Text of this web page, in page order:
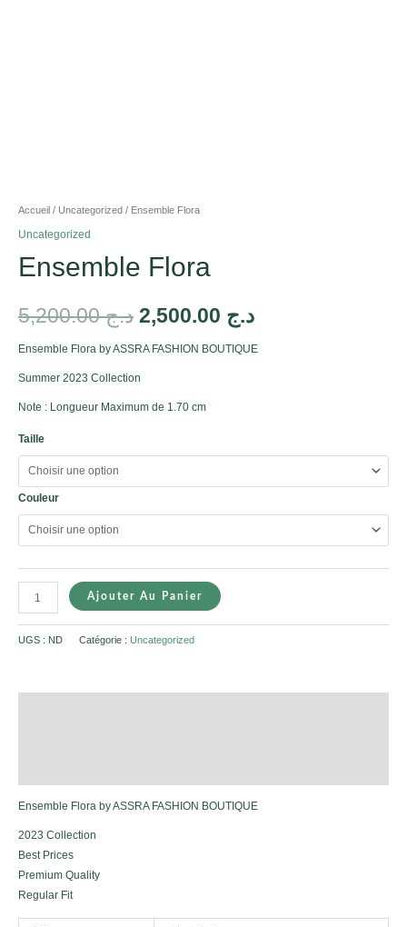
Accueil / Uncategorized / Ensemble Flora
Uncategorized
Ensemble Flora
د.ج5,200.00 د.ج
Ensemble Flora by ASSRA FASHION BOUTIQUE
Summer 2023 Collection
Note : Longueur Maximum de 1.70 cm
Taille
Couleur
Ajouter Au Panier
UGS : ND Catégorie : Uncategorized
Ensemble Flora by ASSRA FASHION BOUTIQUE
2023 Collection
Best Prices
Premium Quality
Regular Fit